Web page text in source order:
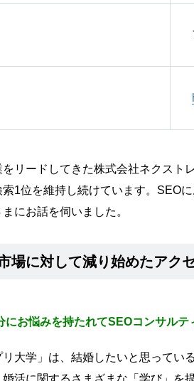
リードしてきた株式会社ネクスト
索1位を維持し続けています。SEO
にお話を伺いました。
場に対して減り始めたアク
お悩みを持たれてSEOコンサルテ
リ大学」は、結婚したいと思って
婚活に関するさまざまな「学び」を